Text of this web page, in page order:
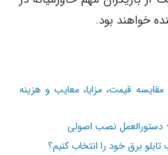
خواهند بود.
قیمت، مزایا، معایب و هزینه
نصب اصولی
برق خود را انتخاب کنیم؟